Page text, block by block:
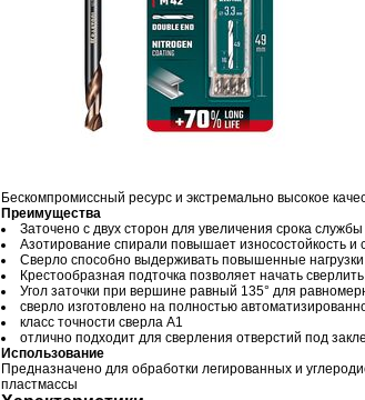
Бескомпромиссный ресурс и экстремально высокое
Преимущества
Заточено с двух сторон для увеличения срока
Азотирование спирали повышает износостойкость и
Сверло способно выдерживать повышенные нагрузки
Крестообразная подточка позволяет начать
Угол заточки при вершине равный 135° для
сверло изготовлено на полностью
класс точности сверла А1
отлично подходит для сверления отверстий под
Использование
Предназначено для обработки легированных и
пластмассы